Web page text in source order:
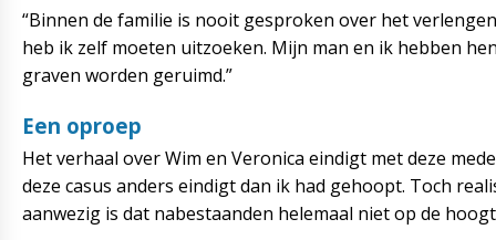
“Binnen de familie is nooit gesproken over het
heb ik zelf moeten uitzoeken. Mijn man en ik hebben
graven worden geruimd.”
Een oproep
Het verhaal over Wim en Veronica eindigt met deze
deze casus anders eindigt dan ik had gehoopt. Toch
aanwezig is dat nabestaanden helemaal niet op de